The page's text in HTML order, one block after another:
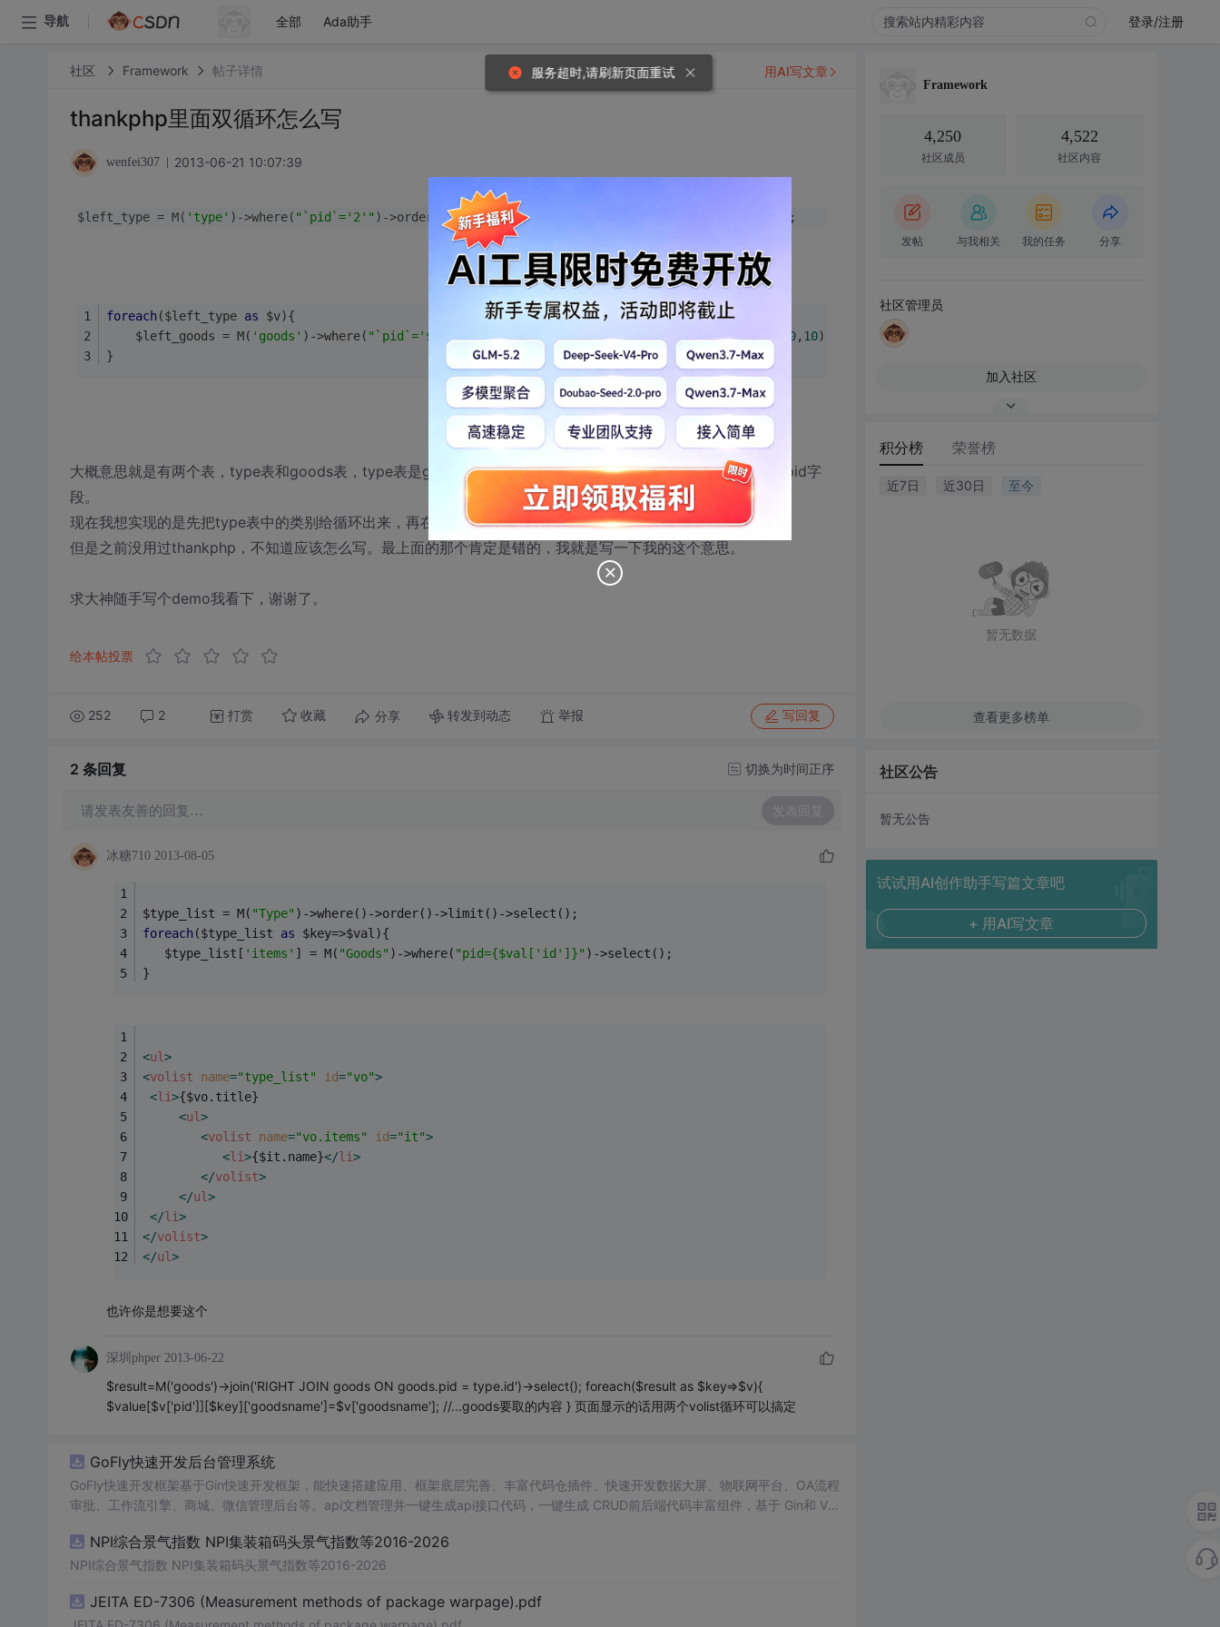
导航 全部 Ada助手 登录/注册
社区 Framework 帖子详情
thankphp里面双循环怎么写
wenfei307 2013-06-21 10:07:39
$left_type = M( 'type' )->where( "`pid`='2'" )->order( '`order` desc,`id` desc'
foreach($left_type as $v){
    $left_goods = M(
'goods' )->where( "`pid`='$v[id]'" )->order( '`order` desc,`id` desc')->limit( 0, 10)->select();
}
大概意思就是有两个表，type表和goods表，type表是goods表的父级表，type表中的id字段对应goods表中的pid字
段。
现在我想实现的是先把type表中的类别给循环出来，再在每个类别下面把相对应的goods表中的内容给循环出来。
但是之前没用过thankphp，不知道应该怎么写。最上面的那个肯定是错的，我就是写一下我的这个意思。
求大神随手写个demo我看下，谢谢了。
给本帖投票
252 2 打赏 收藏 分享 转发到动态 举报 写回复
用AI写文章
2 条回复 切换为时间正序
请发表友善的回复… 发表回复
冰糖710 2013-08-05
$type_list = M( "Type" )->where()->order()->limit()->select();
foreach($type_list as $key=>$val){
   $type_list[
'items' ] = M( "Goods" )->where( "pid={$val['id']}" )->select();
}
<ul>
<volist name="type_list" id="vo">
<li>{$vo.title}
<ul>
<volist name="vo.items" id="it">
<li>{$it.name}</li>
</volist>
</ul>
</li>
</volist>
</ul>
也许你是想要这个
深圳phper 2013-06-22
$result=M('goods')->join('RIGHT JOIN goods ON goods.pid = type.id')->select(); foreach($result as $key=>$v){
$value[$v['pid']][$key]['goodsname']=$v['goodsname']; //...goods要取的内容 } 页面显示的话用两个volist循环可以搞定
GoFly快速开发后台管理系统
GoFly快速开发框架基于Gin快速开发框架，能快速搭建应用、框架底层完善、丰富代码仓插件、快速开发数据大屏、物联网平台、OA流程
审批、工作流引擎、商城、微信管理后台等。api文档管理并一键生成api接口代码，一键生成 CRUD前后端代码丰富组件，基于 Gin和 Vu
思想，接口单层设计，开发简单，极易上手、代码可读性和可维护性好、得益于Go优秀性能框架性能和并发都很优秀、需要硬件资源很
小。
NPI综合景气指数 NPI集装箱码头景气指数等2016-2026
NPI综合景气指数 NPI集装箱码头景气指数等2016-2026
JEITA ED-7306 (Measurement methods of package warpage).pdf
Framework
4,250
社区成员
4,522
社区内容
发帖 与我相关 我的任务 分享
社区管理员
加入社区
积分榜 荣誉榜
近7日 近30日 至今
暂无数据
查看更多榜单
社区公告
暂无公告
试试用AI创作助手写篇文章吧
+ 用AI写文章
服务超时,请刷新页面重试